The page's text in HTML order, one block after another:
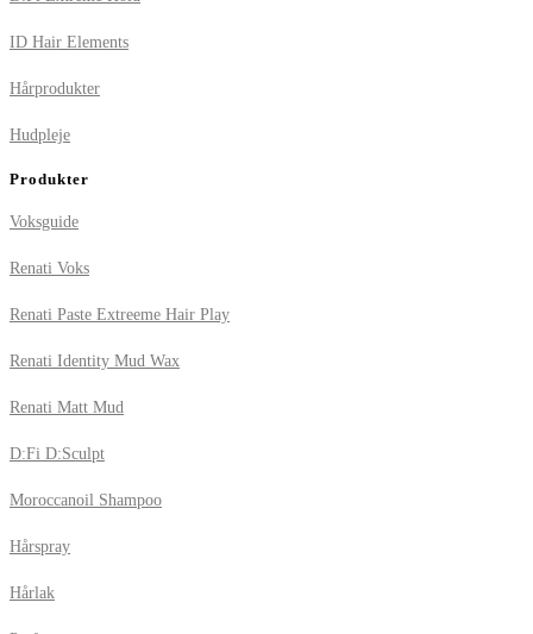
ID Hair Elements
Hårprodukter
Hudpleje
Produkter
Voksguide
Renati Voks
Renati Paste Extreeme Hair Play
Renati Identity Mud Wax
Renati Matt Mud
D:Fi D:Sculpt
Moroccanoil Shampoo
Hårspray
Hårlak